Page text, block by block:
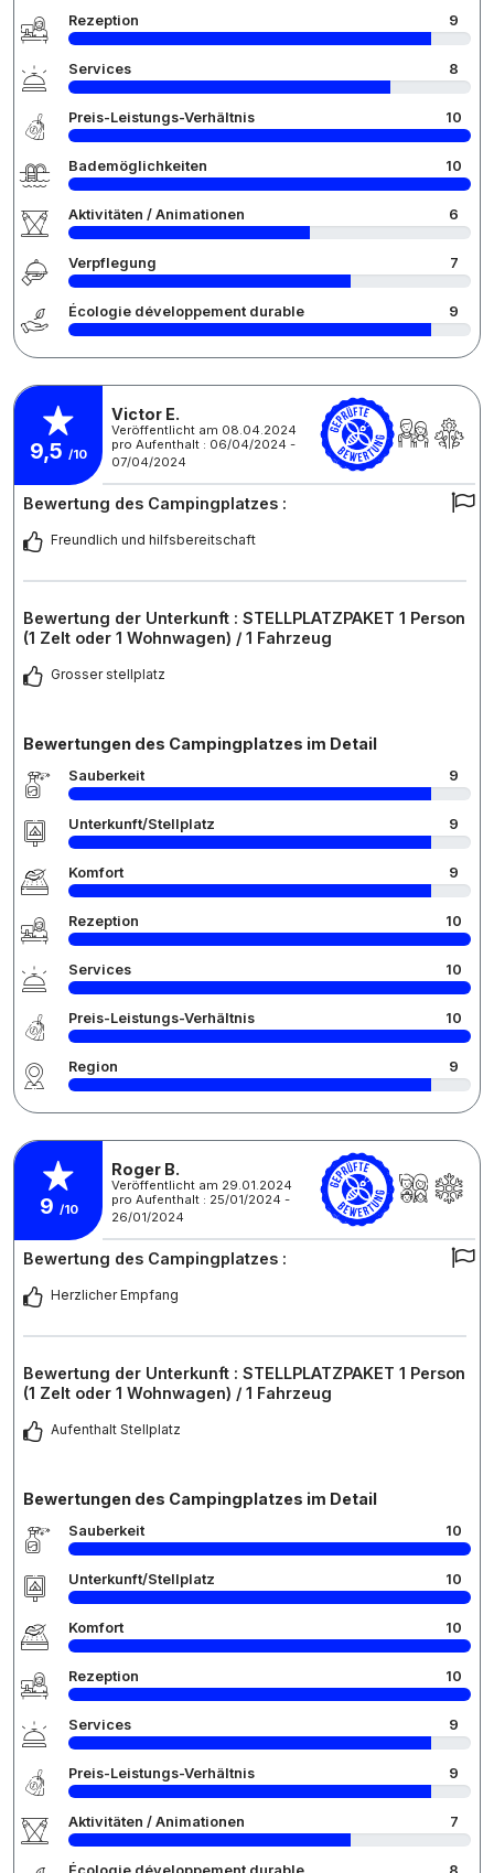
Rezeption 9
Services 8
Preis-Leistungs-Verhältnis 10
Bademöglichkeiten 10
Aktivitäten / Animationen 6
Verpflegung 7
Écologie développement durable 9
9,5 /10
Victor E.
Veröffentlicht am 08.04.2024
pro Aufenthalt : 06/04/2024 -
07/04/2024
Bewertung des Campingplatzes :
Freundlich und hilfsbereitschaft
Bewertung der Unterkunft : STELLPLATZPAKET 1 Person
(1 Zelt oder 1 Wohnwagen) / 1 Fahrzeug
Grosser stellplatz
Bewertungen des Campingplatzes im Detail
Sauberkeit 9
Unterkunft/Stellplatz 9
Komfort 9
Rezeption 10
Services 10
Preis-Leistungs-Verhältnis 10
Region 9
9 /10
Roger B.
Veröffentlicht am 29.01.2024
pro Aufenthalt : 25/01/2024 -
26/01/2024
Bewertung des Campingplatzes :
Herzlicher Empfang
Bewertung der Unterkunft : STELLPLATZPAKET 1 Person
(1 Zelt oder 1 Wohnwagen) / 1 Fahrzeug
Aufenthalt Stellplatz
Bewertungen des Campingplatzes im Detail
Sauberkeit 10
Unterkunft/Stellplatz 10
Komfort 10
Rezeption 10
Services 9
Preis-Leistungs-Verhältnis 9
Aktivitäten / Animationen 7